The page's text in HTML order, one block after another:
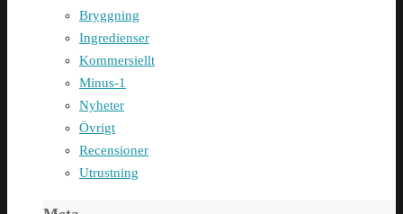
Bryggning
Ingredienser
Kommersiellt
Minus-1
Nyheter
Övrigt
Recensioner
Utrustning